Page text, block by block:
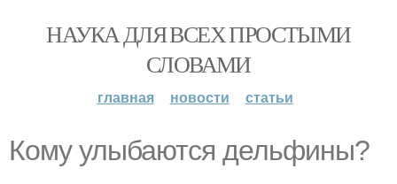
НАУКА ДЛЯ ВСЕХ ПРОСТЫМИ
СЛОВАМИ
главная новости статьи
Кому улыбаются дельфины?